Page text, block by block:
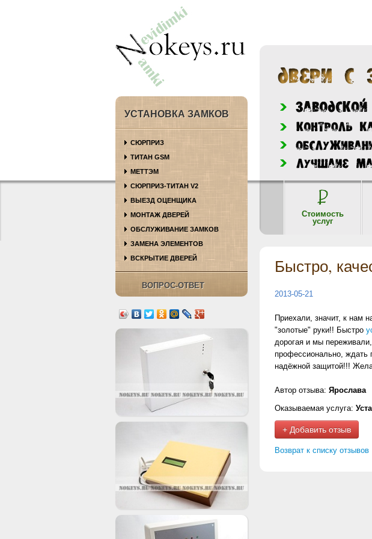
УСТАНОВКА ЗАМКОВ
СЮРПРИЗ
ТИТАН GSM
МЕТТЭМ
СЮРПРИЗ-ТИТАН V2
ВЫЕЗД ОЦЕНЩИКА
МОНТАЖ ДВЕРЕЙ
ОБСЛУЖИВАНИЕ ЗАМКОВ
ЗАМЕНА ЭЛЕМЕНТОВ
ВСКРЫТИЕ ДВЕРЕЙ
ВОПРОС-ОТВЕТ
Стоимость
услуг
Быстро,
2013-05-21
Приехали, значит, к нам
"золотые" руки!! Быстро
дорогая и мы
профессионально, ждать
надёжной защитой!!!
Автор отзыва: Ярослава
Оказываемая услуга:
+ Добавить отзыв
Возврат к списку отзывов